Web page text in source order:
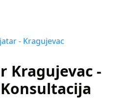
- Kragujevac
Kragujevac -